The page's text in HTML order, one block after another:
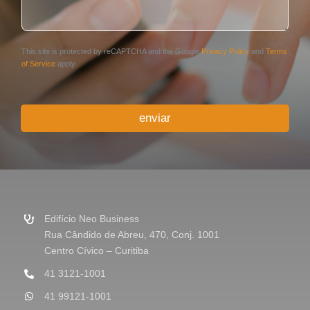
á
r
i
u
e
m
This site is protected by reCAPTCHA and the GooglePrivacy Policyand Terms
of Serviceapply.
enviar
Edifício Neo Business
Rua Cândido de Abreu, 470, Conj. 1001
Centro Cívico – Curitiba
41 3121-1001
41 99121-1001